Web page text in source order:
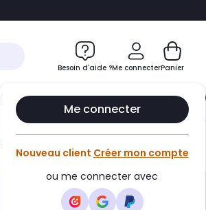
au chatbot
Besoin d'aide ?Me connecter
Me connecter
Nouveau client Créer mon compte
ou me connecter avec
Panier
avec Le Club Infinity
au panier